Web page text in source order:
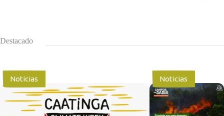
Destacado
Noticias Noticias